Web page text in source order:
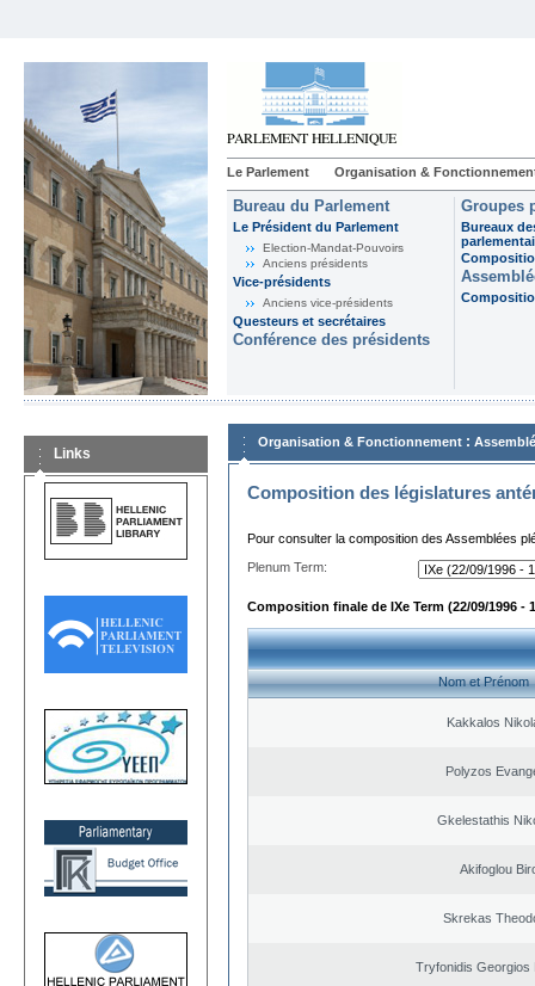
Le Parlement Organisation &
Bureau du Parlement
Le Président du Parlement
Election-Mandat-Pouvoirs
Anciens présidents
Vice-présidents
Anciens vice-présidents
Questeurs et secrétaires
Conférence des présidents
Groupes
Bureaux
Links
Organisation & Fonctionnement :
Composition des législatures
Pour consulter la composition des Assemblées
Plenum Term:
Composition finale de IXe Term (22/09/1996 -
Nom et Prénom
Kakkalos
Polyzos
Gkelestathis
Akifoglou
Skrekas
Tryfonidis Georgios